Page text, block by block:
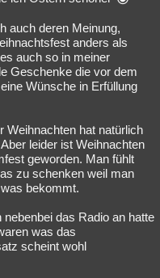
auch deren Meinung,
anders als
auch so in meiner
Geschenke die vor dem
Wünsche in Erfüllung
Weihnachten hat natürlich
leider ist Weihnachten
geworden. Man fühlt
zu schenken weil man
bekommt.
das Radio an hatte
was das
scheint wohl